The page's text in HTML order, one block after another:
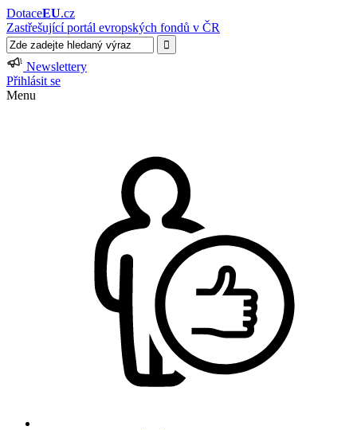
DotaceEU.cz
Zastřešující portál evropských fondů v ČR
Newslettery
Přihlásit se
Menu